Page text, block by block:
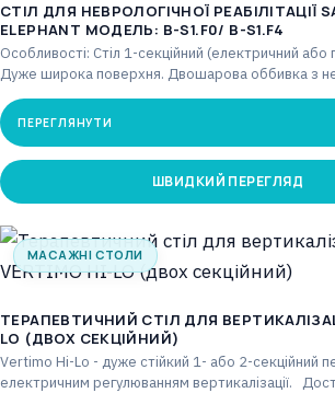
СТІЛ ДЛЯ НЕВРОЛОГІЧНОЇ РЕАБІЛІТАЦІЇ
ELEPHANT МОДЕЛЬ: B-S1.F0/ B-S1.F4
Особливості: Стіл 1-секційний (електричний або
Дуже широка поверхня. Двошарова оббивка з
біосумісною та стійкою…
ПЕРЕГЛЯНУТИ
ШВИДКИЙ ПЕРЕГЛЯД
МАСАЖНІ СТОЛИ
ТЕРАПЕВТИЧНИЙ СТІЛ ДЛЯ
LO (ДВОХ СЕКЦІЙНИЙ)
Vertimo Hi-Lo - дуже стійкий 1- або 2-секційний
електричним регулюванням вертикалізації.